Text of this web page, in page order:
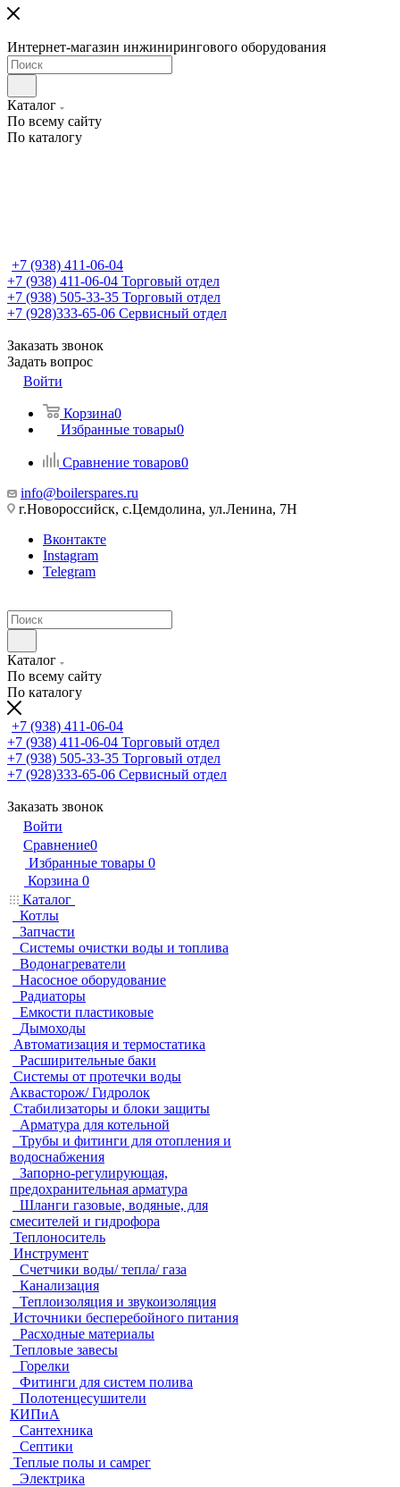
Интернет-магазин инжинирингового оборудования
Каталог
По всему сайту
По каталогу
+7 (938) 411-06-04
+7 (938) 411-06-04 Торговый отдел
+7 (938) 505-33-35 Торговый отдел
+7 (928)333-65-06 Сервисный отдел
Заказать звонок
Задать вопрос
Войти
Корзина0
Избранные товары0
Сравнение товаров0
info@boilerspares.ru
г.Новороссийск, с.Цемдолина, ул.Ленина, 7Н
Вконтакте
Instagram
Telegram
Каталог
По всему сайту
По каталогу
+7 (938) 411-06-04
+7 (938) 411-06-04 Торговый отдел
+7 (938) 505-33-35 Торговый отдел
+7 (928)333-65-06 Сервисный отдел
Заказать звонок
Войти
Сравнение0
Избранные товары 0
Корзина 0
Каталог
Котлы
Запчасти
Системы очистки воды и топлива
Водонагреватели
Насосное оборудование
Радиаторы
Емкости пластиковые
Дымоходы
Автоматизация и термостатика
Расширительные баки
Системы от протечки воды
Аквасторож/ Гидролок
Стабилизаторы и блоки защиты
Арматура для котельной
Трубы и фитинги для отопления и
водоснабжения
Запорно-регулирующая,
предохранительная арматура
Шланги газовые, водяные, для
смесителей и гидрофора
Теплоноситель
Инструмент
Счетчики воды/ тепла/ газа
Канализация
Теплоизоляция и звукоизоляция
Источники бесперебойного питания
Расходные материалы
Тепловые завесы
Горелки
Фитинги для систем полива
Полотенцесушители
КИПиА
Сантехника
Септики
Теплые полы и самрег
Электрика